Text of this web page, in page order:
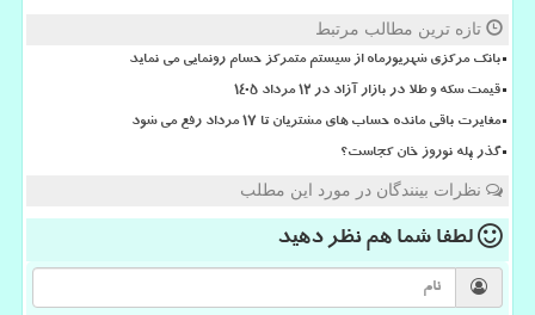
تازه ترین مطالب مرتبط
بانک مرکزی شهریورماه از سیستم متمرکز حسام رونمایی می نماید
قیمت سکه و طلا در بازار آزاد در ۱۲ مرداد ۱۴۰۵
مغایرت باقی مانده حساب های مشتریان تا 17 مرداد رفع می شود
گذر پله نوروز خان کجاست؟
نظرات بینندگان در مورد این مطلب
لطفا شما همنظر دهید